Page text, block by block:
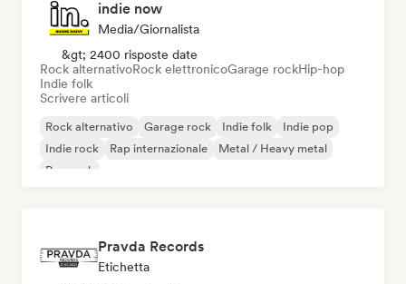
indie now
Media/Giornalista
&gt; 2400 risposte date
Rock alternativoRock elettronicoGarage rockHip-hop
Indie folk
Scrivere articoli
Rock alternativo Garage rock Indie folk
Indie pop
Indie rock
Rap internazionale
Metal / Heavy metal
Pop rock
Pravda Records
Etichetta